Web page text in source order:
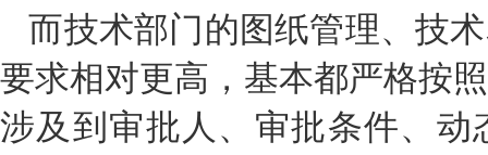
而技术部门的图纸管理、技
要求相对更高，基本都严格按
涉及到审批人、审批条件、